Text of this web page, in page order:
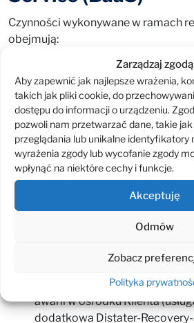
Zarządzaj zgodą
Aby zapewnić jak najlepsze wrażenia,
takich jak pliki cookie, do
dostępu do informacji o urządzeniu.
pozwoli nam przetwarzać dane, takie
przeglądania lub unikalne identyfikatory
wyrażenia zgody lub wycofanie zgody
wpłynąć na niektóre cechy i funkcje.
Akceptuję
Odmów
Zobacz
Polityka
Czynności wykonywane w ramach
obejmują:
administrowanie systemem
danych,
administrowanie wykonaną
odzyskiwanie danych z
na zlecenie Klienta,
monitorowanie działania
okresową weryfikację
dodatkową możliwość
Klienta w środowisku ESKOM
awarii w ośrodku Klienta
dodatkowa Distater-